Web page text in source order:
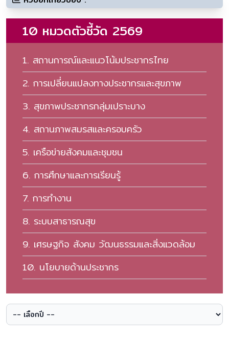
10 หมวดตัวชี้วัด 2569
1. สถานการณ์และแนวโน้มประชากรไทย
2. การเปลี่ยนแปลงทางประชากรและสุขภาพ
3. สุขภาพประชากรกลุ่มเปราะบาง
4. สถานภาพสมรสและครอบครัว
5. เครือข่ายสังคมและชุมชน
6. การศึกษาและการเรียนรู้
7. การทํางาน
8. ระบบสาธารณสุข
9. เศรษฐกิจ สังคม วัฒนธรรมและสิ่งแวดล้อม
10. นโยบายด้านประชากร